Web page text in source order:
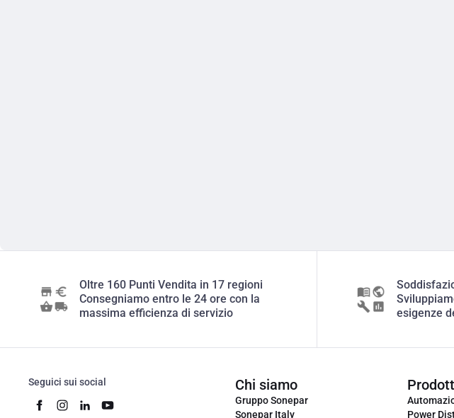
Oltre 160 Punti Vendita in 17 regioni
Consegniamo entro le 24 ore con la
massima efficienza di servizio
esigenze
Seguici sui social Chi siamo
Gruppo Sonepar
Sonepar Italy
Power